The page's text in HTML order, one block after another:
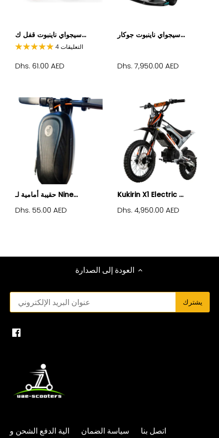
سيجواي ناينبوت قفل ك...
4 التعليقات
Dhs. 61.00 AED
سيجواي ناينبوت جوكار...
Dhs. 7,950.00 AED
حقيبة أمامية لـ Nine...
Dhs. 55.00 AED
Kukirin X1 Electric ...
Dhs. 4,950.00 AED
العودة إلى الصدارة
اتصل بنا سياسة الضمان الية الدفع الشحن و